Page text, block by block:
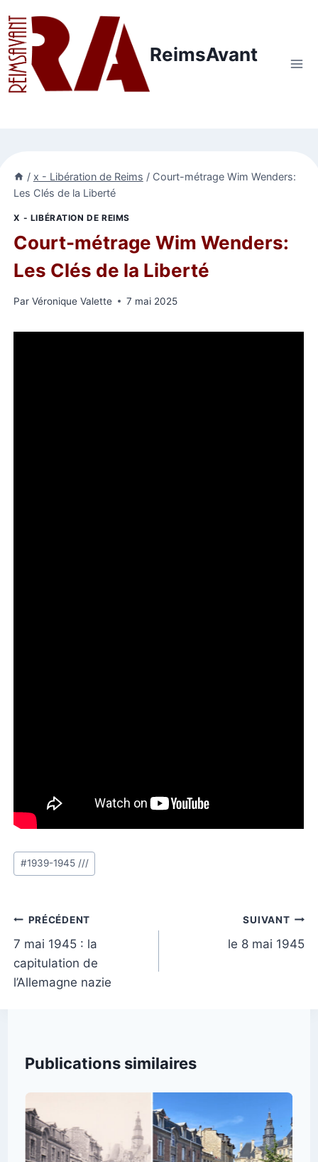
au
contenu
ReimsAvant
/ x - Libération de Reims / Court-métrage Wim Wenders:
Les Clés de la Liberté
X - LIBÉRATION DE REIMS
Court-métrage Wim Wenders:
Les Clés de la Liberté
Par Véronique Valette 7 mai 2025
Étiquettes
de
publication :
#1939-1945 ///
Navigation
de
l’article
PRÉCÉDENT
7 mai 1945 : la
capitulation de
l’Allemagne nazie
SUIVANT
le 8 mai 1945
Publications similaires